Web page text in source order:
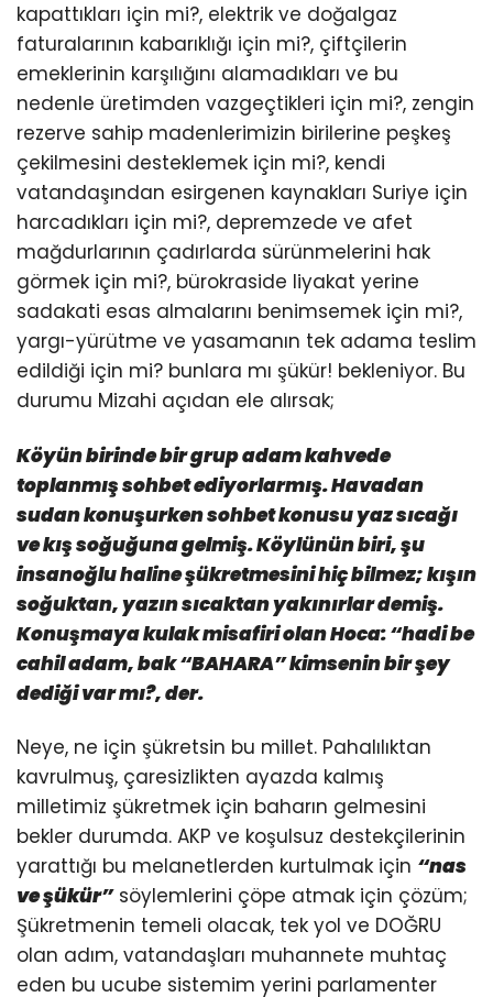
kapattıkları için mi?, elektrik ve doğalgaz
faturalarının kabarıklığı için mi?, çiftçilerin
emeklerinin karşılığını alamadıkları ve bu
nedenle üretimden vazgeçtikleri için mi?, zengin
rezerve sahip madenlerimizin birilerine peşkeş
çekilmesini desteklemek için mi?, kendi
vatandaşından esirgenen kaynakları Suriye için
harcadıkları için mi?, depremzede ve afet
mağdurlarının çadırlarda sürünmelerini hak
görmek için mi?, bürokraside liyakat yerine
sadakati esas almalarını benimsemek için mi?,
yargı-yürütme ve yasamanın tek adama teslim
edildiği için mi? bunlara mı şükür! bekleniyor. Bu
durumu Mizahi açıdan ele alırsak;
Köyün birinde bir grup adam kahvede
toplanmış sohbet ediyorlarmış. Havadan
sudan konuşurken sohbet konusu yaz sıcağı
ve kış soğuğuna gelmiş. Köylünün biri, şu
insanoğlu haline şükretmesini hiç bilmez; kışın
soğuktan, yazın sıcaktan yakınırlar demiş.
Konuşmaya kulak misafiri olan Hoca: “hadi be
cahil adam, bak “BAHARA” kimsenin bir şey
dediği var mı?, der.
Neye, ne için şükretsin bu millet. Pahalılıktan
kavrulmuş, çaresizlikten ayazda kalmış
milletimiz şükretmek için baharın gelmesini
bekler durumda. AKP ve koşulsuz destekçilerinin
yarattığı bu melanetlerden kurtulmak için “nas
ve şükür”söylemlerini çöpe atmak için çözüm;
Şükretmenin temeli olacak, tek yol ve DOĞRU
olan adım, vatandaşları muhannete muhtaç
eden bu ucube sistemim yerini parlamenter